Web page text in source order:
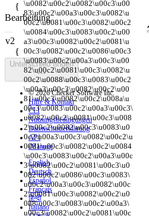
\u0082\u00c2\u0082\u00c3\u00
83\u00c2\u00a3\u00c3\u0082\u
00c2\u0081\u00c3\u0082\u00c2
\u0084\u00c3\u0083\u00c2\u00
a3\u00c3\u0082\u00c2\u0081\u
00c3\u0082\u00c2\u0086\u00c3
\u0083\u00c2\u00a3\u00c3\u00
82\u00c2\u0081\u00c3\u0082\u
00c2\u0088\u00c3\u0083\u00c2
\u00a3\u00c3\u0082\u00c2\u00
81\u00c3\u0082\u00c2\u008a\u
00c3\u0083\u00c2\u00a3\u00c3\
u0082\u00c2\u0081\u00c3\u008
2\u00c2\u0082\u00c3\u0083\u0
0c2\u00a3\u00c3\u0082\u00c2\u
0081\u00c3\u0082\u00c2\u0084
\u00c3\u0083\u00c2\u00a3\u00c
3\u0082\u00c2\u0081\u00c3\u0
082\u00c2\u0086\u00c3\u0083\
u00c2\u00a3\u00c3\u0082\u00c
2\u0081\u00c3\u0082\u00c2\u0
088\u00c3\u0083\u00c2\u00a3\
u00c3\u0082\u00c2\u0081\u00c
Bearbeitung
Unterschied finden
© 2026 Checker Software Inc.
Hilfe & Kontakt
CLI
Nutzungsbedingungen
Datenschutzerklärung
API
iManage
English
Deutsch
Español
Français
हिन्दी
Italiano